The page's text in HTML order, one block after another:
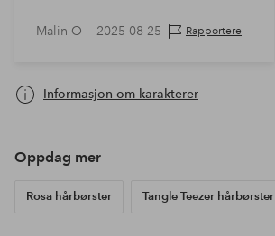
Malin O — 2025-08-25 Rapportere
Informasjon om karakterer
Oppdag mer
Rosa hårbørster Tangle Teezer hårbørster